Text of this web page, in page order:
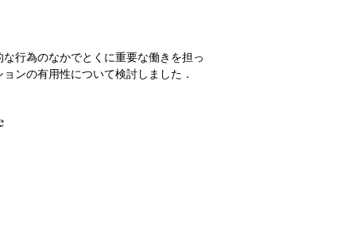
行為のなかでとくに重要な働きを担っ
ンの有用性について検討しました．